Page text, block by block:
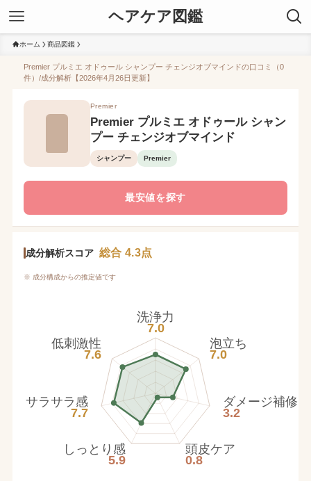
ヘアケア図鑑
ホーム 商品図鑑
Premier プルミエ オドゥール シャンプー チェンジオブマインドの口コミ（0
件）/成分解析【2026年4月26日更新】
Premier
Premier プルミエ オドゥール シャン
プー チェンジオブマインド
シャンプー Premier
最安値を探す
成分解析スコア 総合 4.3点
※ 成分構成からの推定値です
洗浄力
7.0
泡立ち
7.0
ダメージ補修
3.2
頭皮ケア
0.8
しっとり感
5.9
サラサラ感
7.7
低刺激性
7.6